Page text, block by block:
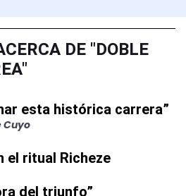
DE "DOBLE
esta histórica carrera”
Cuyo
el ritual Richeze
del triunfo”